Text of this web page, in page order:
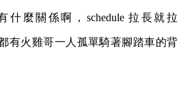
什麼關係啊，schedule 拉長就拉
有火雞哥一人孤單騎著腳踏車的背